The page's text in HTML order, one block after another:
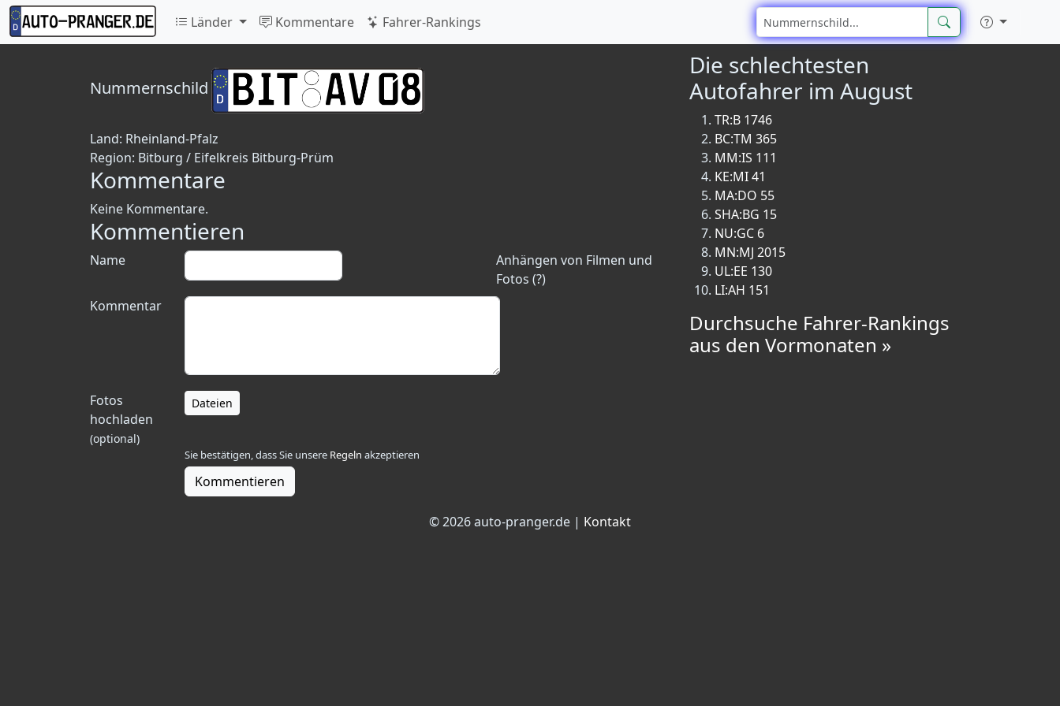
Länder Kommentare Fahrer-Rankings
Nummernschild
Land: Rheinland-Pfalz
Region: Bitburg / Eifelkreis Bitburg-Prüm
Kommentare
Keine Kommentare.
Kommentieren
Anhängen von Filmen und
Fotos (?)
Name
Kommentar
Fotos
hochladen
(optional)
Dateien
Sie bestätigen, dass Sie unsere Regeln akzeptieren
Kommentieren
Die schlechtesten
Autofahrer im August
TR:B 1746
BC:TM 365
MM:IS 111
KE:MI 41
MA:DO 55
SHA:BG 15
NU:GC 6
MN:MJ 2015
UL:EE 130
LI:AH 151
Durchsuche Fahrer-Rankings
aus den Vormonaten »
© 2026 auto-pranger.de | Kontakt